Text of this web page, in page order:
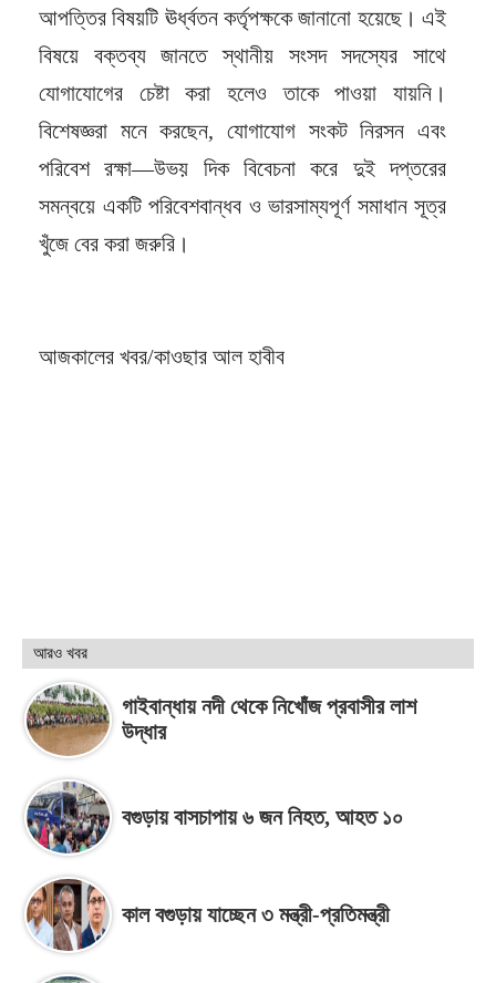
আপত্তির বিষয়টি ঊর্ধ্বতন কর্তৃপক্ষকে জানানো হয়েছে। এই
বিষয়ে বক্তব্য জানতে স্থানীয় সংসদ সদস্যের সাথে
যোগাযোগের চেষ্টা করা হলেও তাকে পাওয়া যায়নি।
বিশেষজ্ঞরা মনে করছেন, যোগাযোগ সংকট নিরসন এবং
পরিবেশ রক্ষা—উভয় দিক বিবেচনা করে দুই দপ্তরের
সমন্বয়ে একটি পরিবেশবান্ধব ও ভারসাম্যপূর্ণ সমাধান সূত্র
খুঁজে বের করা জরুরি।
আজকালের খবর/কাওছার আল হাবীব
আরও খবর
গাইবান্ধায় নদী থেকে নিখোঁজ প্রবাসীর লাশ
উদ্ধার
বগুড়ায় বাসচাপায় ৬ জন নিহত, আহত ১০
কাল বগুড়ায় যাচ্ছেন ৩ মন্ত্রী-প্রতিমন্ত্রী